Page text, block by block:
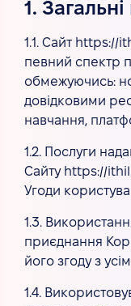
1.
1.1. Сайт https://
певний спектр
обмежуючись:
довідковими
навчання,
1.2. Послуги
Сайту https://
Угоди
1.3.
приєднання
його згоду з
1.4.